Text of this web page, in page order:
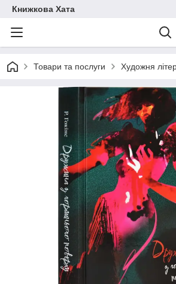
Книжкова Хата
Товари та послуги Художня